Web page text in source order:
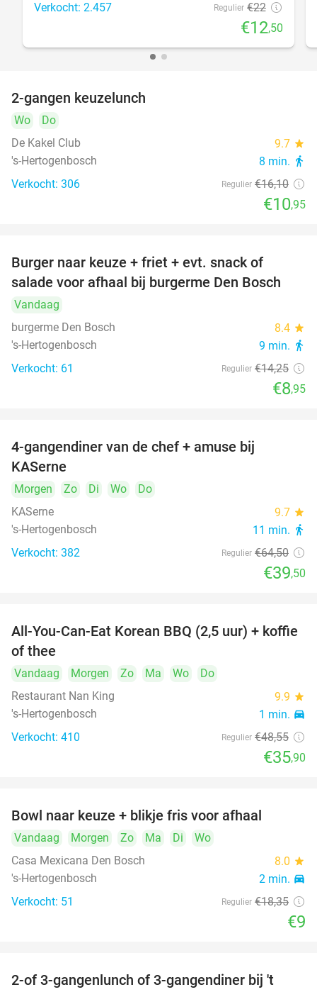
Verkocht: 2.457 Regulier €22
€12,50
2-gangen keuzelunch
Wo
Do
De Kakel Club
9.7 star
's-Hertogenbosch 8 min. directions_walk
Verkocht: 306 Regulier €16,10
€10,95
Burger naar keuze + friet + evt. snack of
salade voor afhaal bij burgerme Den Bosch
Vandaag
burgerme Den Bosch
8.4 star
's-Hertogenbosch 9 min. directions_walk
Verkocht: 61 Regulier €14,25
€8,95
4-gangendiner van de chef + amuse bij
KASerne
Morgen Zo Di Wo
Do
KASerne
9.7 star
's-Hertogenbosch 11 min. directions_walk
Verkocht: 382 Regulier €64,50
€39,50
26%
All-You-Can-Eat Korean BBQ (2,5 uur) + koffie
of thee
Vandaag Morgen Zo Ma Wo
Do
Restaurant Nan King
9.9 star
's-Hertogenbosch 1 min. directions_car
Verkocht: 410 Regulier €48,55
€35,90
Bowl naar keuze + blikje fris voor afhaal
Vandaag Morgen Zo Ma Di
Wo
Casa Mexicana Den Bosch
8.0 star
's-Hertogenbosch 2 min. directions_car
Verkocht: 51 Regulier €18,35
€9
35%
2-of 3-gangenlunch of 3-gangendiner bij 't